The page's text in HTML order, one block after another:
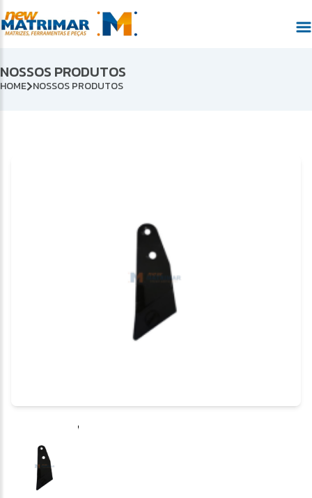
NOSSOS PRODUTOS
HOME NOSSOS PRODUTOS